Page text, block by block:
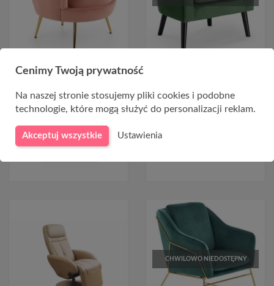
Fotel muszelka różowy
AMORINITO
769,00 zł 819,00 zł
DO KOSZYKA
609,00 zł
CHWILOWO NIEDOSTĘPNY
Cenimy Twoją prywatność
Na naszej stronie stosujemy pliki cookies i podobne
technologie, które mogą służyć do personalizacji reklam.
Akceptuj wszystkie Ustawienia